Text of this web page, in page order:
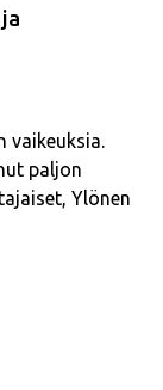
vaikeuksia.
paljon
Ylönen